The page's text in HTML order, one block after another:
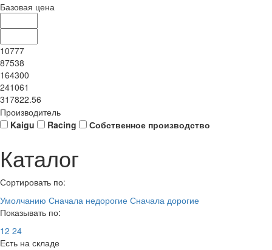
Базовая цена
10777
87538
164300
241061
317822.56
Производитель
Kaigu
Racing Собственное производство
Каталог
Сортировать по:
Умолчанию Сначала недорогие Сначала дорогие
Показывать по:
12 24
Есть на складе